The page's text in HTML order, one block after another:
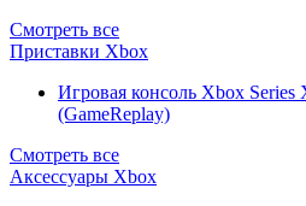
Смотреть все
Приставки Xbox
Игровая консоль Xbox
(GameReplay)
Смотреть все
Аксессуары Xbox